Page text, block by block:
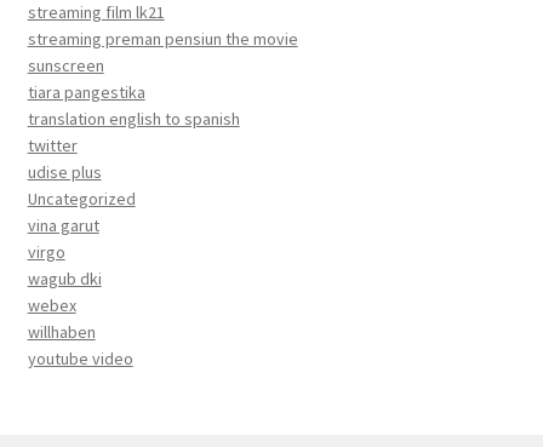
streaming film lk21
streaming preman pensiun the movie
sunscreen
tiara pangestika
translation english to spanish
twitter
udise plus
Uncategorized
vina garut
virgo
wagub dki
webex
willhaben
youtube video